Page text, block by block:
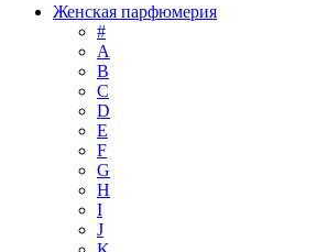
Женская парфюмерия
#
А
B
C
D
E
F
G
H
I
J